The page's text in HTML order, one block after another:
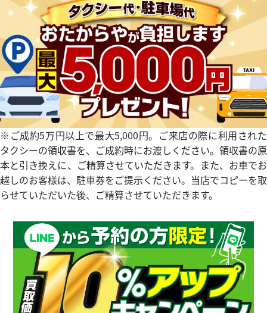
格
点の参考買取価格です
参考買取価格
2,843,000円
※2026年2月9日時点の参考買
イトジャスト 126331G 10P
インデックス
27日時点の参考買取価格で
ロレックス デイトジャスト
チョコレート文字盤
参考買取価格
3,670,000 円
※2026年7月時点の参考買取価
※ご成約5万円以上で最大5,000円。ご来店の際に利用された
タクシーの領収書を、ご成約時にお渡しください。領収書の原
本と引き換えに、ご精算させていただきます。また、お車でお
越しのお客様は、駐車券をご提示ください。当店でコピーを取
らせていただいた後、ご精算させていただきます。